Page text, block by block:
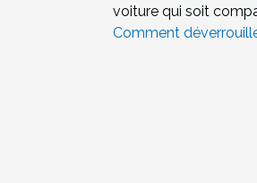
voiture qui soit
Comment